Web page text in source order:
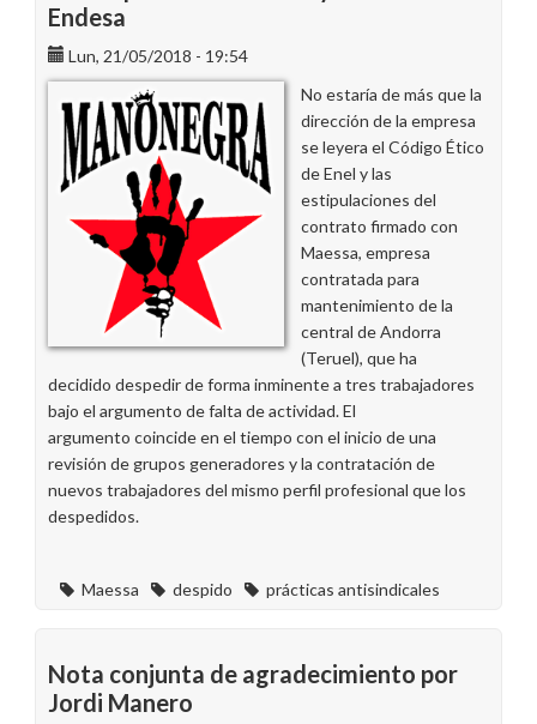
los
tres
de
Maessa
Endesa
Lun, 21/05/2018 - 19:54
No estaría de más que la
dirección de la empresa
se leyera el Código Ético
de Enel y las
estipulaciones del
contrato firmado con
Maessa, empresa
contratada para
mantenimiento de la
central de Andorra
(Teruel), que ha
decidido despedir de forma inminente a tres trabajadores
bajo el argumento de falta de actividad. El
argumento coincide en el tiempo con el inicio de una
revisión de grupos generadores y la contratación de
nuevos trabajadores del mismo perfil profesional que los
despedidos.
Maessa despido prácticas antisindicales
Nota conjunta de agradecimiento por
Jordi Manero